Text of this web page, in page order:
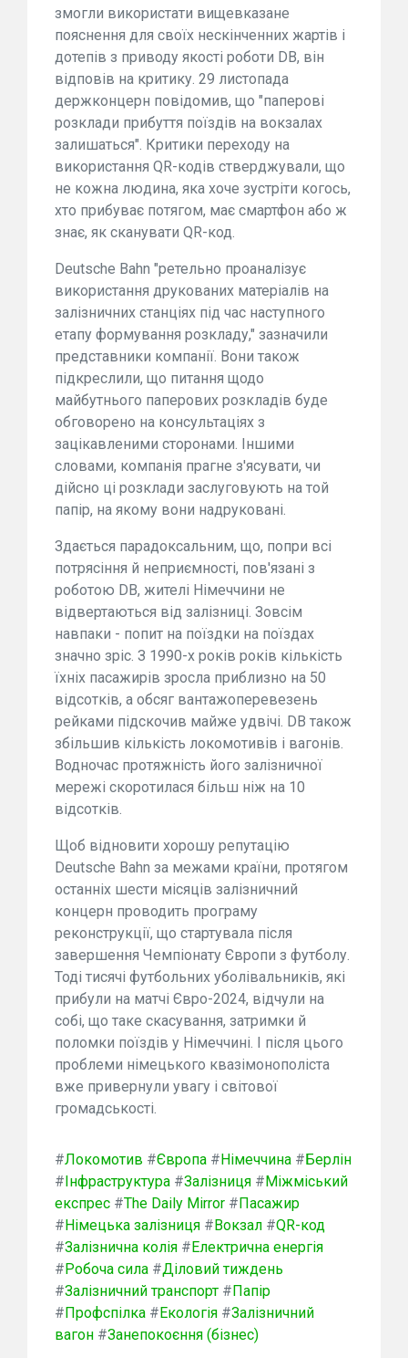
змогли використати вищевказане
пояснення для своїх нескінченних жартів і
дотепів з приводу якості роботи DB, він
відповів на критику. 29 листопада
держконцерн повідомив, що "паперові
розклади прибуття поїздів на вокзалах
залишаться". Критики переходу на
використання QR-кодів стверджували, що
не кожна людина, яка хоче зустріти когось,
хто прибуває потягом, має смартфон або ж
знає, як сканувати QR-код.
Deutsche Bahn "ретельно проаналізує
використання друкованих матеріалів на
залізничних станціях під час наступного
етапу формування розкладу," зазначили
представники компанії. Вони також
підкреслили, що питання щодо
майбутнього паперових розкладів буде
обговорено на консультаціях з
зацікавленими сторонами. Іншими
словами, компанія прагне з'ясувати, чи
дійсно ці розклади заслуговують на той
папір, на якому вони надруковані.
Здається парадоксальним, що, попри всі
потрясіння й неприємності, пов'язані з
роботою DB, жителі Німеччини не
відвертаються від залізниці. Зовсім
навпаки - попит на поїздки на поїздах
значно зріс. З 1990-х років років кількість
їхніх пасажирів зросла приблизно на 50
відсотків, а обсяг вантажоперевезень
рейками підскочив майже удвічі. DB також
збільшив кількість локомотивів і вагонів.
Водночас протяжність його залізничної
мережі скоротилася більш ніж на 10
відсотків.
Щоб відновити хорошу репутацію
Deutsche Bahn за межами країни, протягом
останніх шести місяців залізничний
концерн проводить програму
реконструкції, що стартувала після
завершення Чемпіонату Європи з футболу.
Тоді тисячі футбольних уболівальників, які
прибули на матчі Євро-2024, відчули на
собі, що таке скасування, затримки й
поломки поїздів у Німеччині. І після цього
проблеми німецького квазімонополіста
вже привернули увагу і світової
громадськості.
#Локомотив #Європа #Німеччина #Берлін
#Інфраструктура #Залізниця #Міжміський
експрес #The Daily Mirror #Пасажир
#Німецька залізниця #Вокзал #QR-код
#Залізнична колія #Електрична енергія
#Робоча сила #Діловий тиждень
#Залізничний транспорт #Папір
#Профспілка #Екологія #Залізничний
вагон #Занепокоєння (бізнес)